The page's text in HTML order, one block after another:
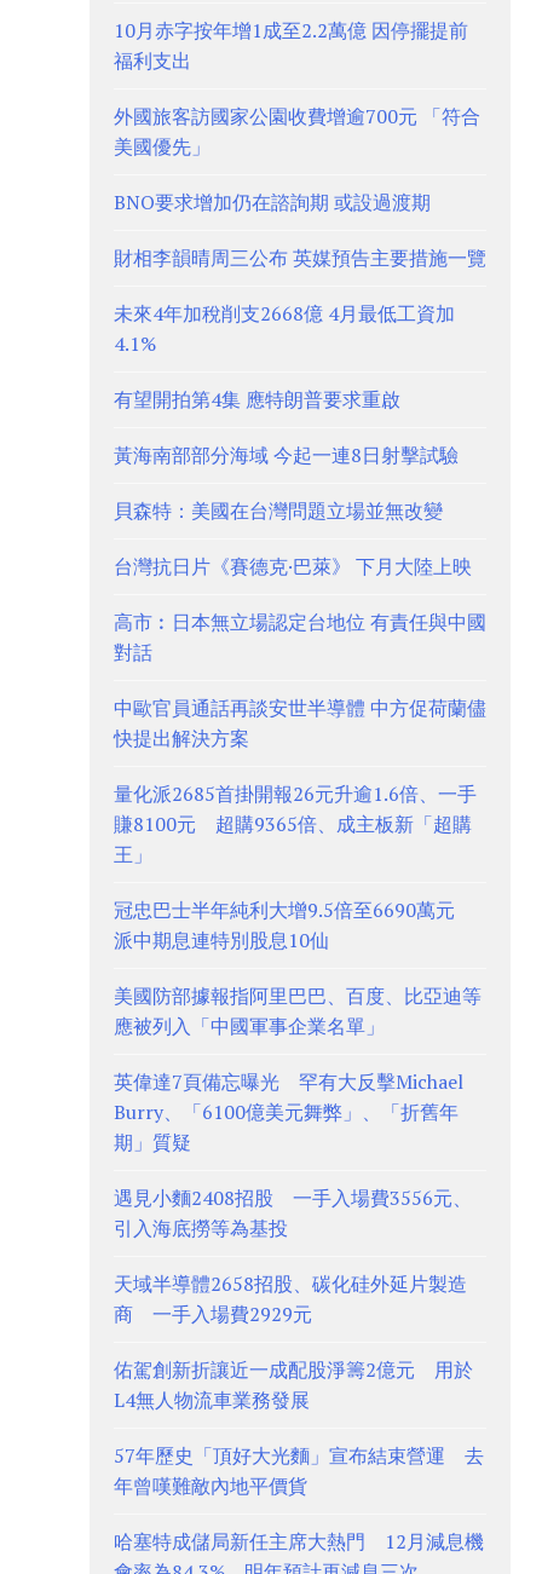
10月赤字按年增1成至2.2萬億 因停擺提前
福利支出
外國旅客訪國家公園收費增逾700元 「符合
美國優先」
BNO要求增加仍在諮詢期 或設過渡期
財相李韻晴周三公布 英媒預告主要措施一覽
未來4年加稅削支2668億 4月最低工資加
4.1%
有望開拍第4集 應特朗普要求重啟
黃海南部部分海域 今起一連8日射擊試驗
貝森特：美國在台灣問題立場並無改變
台灣抗日片《賽德克·巴萊》 下月大陸上映
高市︰日本無立場認定台地位 有責任與中國
對話
中歐官員通話再談安世半導體 中方促荷蘭儘
快提出解決方案
量化派2685首掛開報26元升逾1.6倍、一手
賺8100元 超購9365倍、成主板新「超購
王」
冠忠巴士半年純利大增9.5倍至6690萬元
派中期息連特別股息10仙
美國防部據報指阿里巴巴、百度、比亞迪等
應被列入「中國軍事企業名單」
英偉達7頁備忘曝光 罕有大反擊Michael
Burry、「6100億美元舞弊」、「折舊年
期」質疑
遇見小麵2408招股 一手入場費3556元、
引入海底撈等為基投
天域半導體2658招股、碳化硅外延片製造
商 一手入場費2929元
佑駕創新折讓近一成配股淨籌2億元 用於
L4無人物流車業務發展
57年歷史「頂好大光麵」宣布結束營運 去
年曾嘆難敵內地平價貨
哈塞特成儲局新任主席大熱門 12月減息機